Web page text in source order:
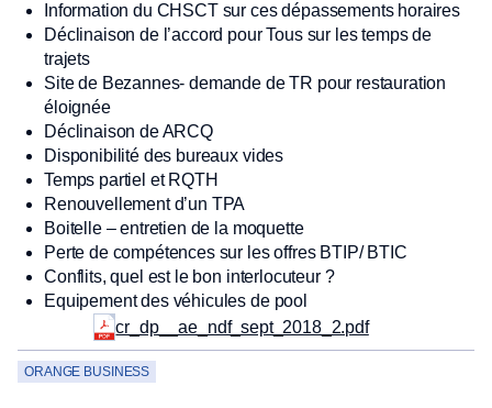
Information du CHSCT sur ces dépassements horaires
Déclinaison de l’accord pour Tous sur les temps de
trajets
Site de Bezannes- demande de TR pour restauration
éloignée
Déclinaison de ARCQ
Disponibilité des bureaux vides
Temps partiel et RQTH
Renouvellement d’un TPA
Boitelle – entretien de la moquette
Perte de compétences sur les offres BTIP/ BTIC
Conflits, quel est le bon interlocuteur ?
Equipement des véhicules de pool
cr_dp__ae_ndf_sept_2018_2.pdf
ORANGE BUSINESS